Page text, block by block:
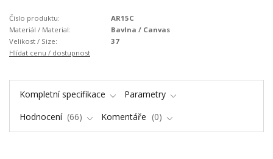
Číslo produktu:
AR15C
Materiál / Material:
Bavlna / Canvas
Velikost / Size:
37
Hlídat cenu / dostupnost
Kompletní specifikace
Parametry
Hodnocení
66 Komentáře 0